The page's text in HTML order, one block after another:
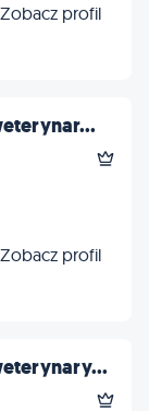
Zobacz profil
Zobacz profil